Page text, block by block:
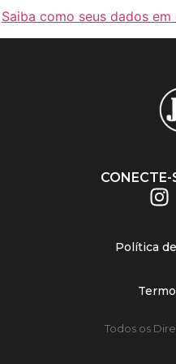
Saiba como seus dados
CONECTE-
Política
Todos os